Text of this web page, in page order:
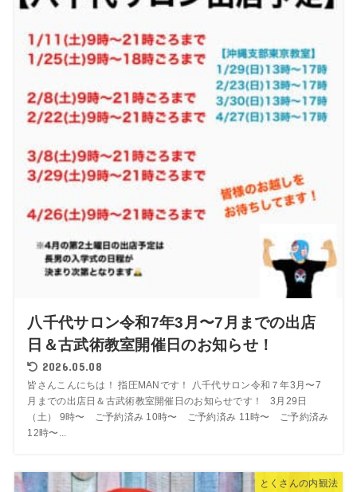
八千代サロン令和7年3月〜7月までの出店
日＆古武術教室開催日のお知らせ！
2026.05.08
皆さんこんにちは！ 指圧MANです！ 八千代サロン令和７年3月〜7
月までの出店日＆古武術教室開催日のお知らせです！ 3月29日
（土） 9時〜 ご予約済み 10時〜 ご予約済み 11時〜 ご予約済み
12時〜...
とくさんの内観法